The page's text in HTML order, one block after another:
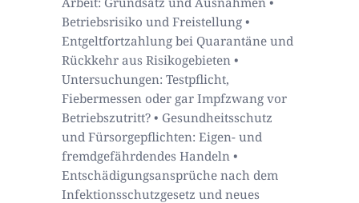
Betriebsrisiko und Freistellung •
Entgeltfortzahlung bei Quarantäne und
Rückkehr aus Risikogebieten •
Untersuchungen: Testpflicht,
Fiebermessen oder gar Impfzwang vor
Betriebszutritt? • Gesundheitsschutz
und Fürsorgepflichten: Eigen- und
fremdgefährdendes Handeln •
Entschädigungsansprüche nach dem
Infektionsschutzgesetz und neues